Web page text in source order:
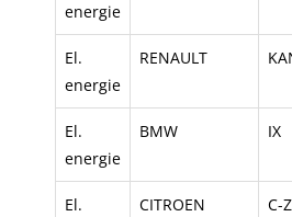
energie
El.
energie
RENAULT
El.
energie
BMW IX
El.
CITROEN C-